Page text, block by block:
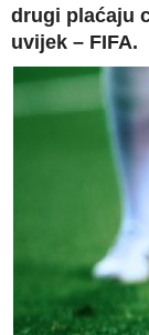
drugi plaćaju
uvijek – FIFA.